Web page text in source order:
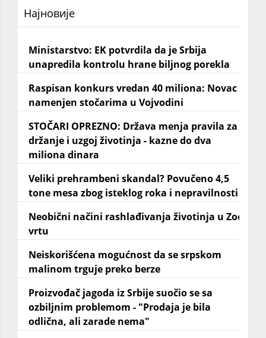
Најновије
Ministarstvo: EK potvrdila da je Srbija
unapredila kontrolu hrane biljnog porekla
Raspisan konkurs vredan 40 miliona: Novac
namenjen stočarima u Vojvodini
STOČARI OPREZNO: Država menja pravila za
držanje i uzgoj životinja - kazne do dva
miliona dinara
Veliki prehrambeni skandal? Povučeno 4,5
tone mesa zbog isteklog roka i nepravilnosti
Neobični načini rashlađivanja životinja u Zoo
vrtu
Neiskorišćena mogućnost da se srpskom
malinom trguje preko berze
Proizvođač jagoda iz Srbije suočio se sa
ozbiljnim problemom - "Prodaja je bila
odlična, ali zarade nema"